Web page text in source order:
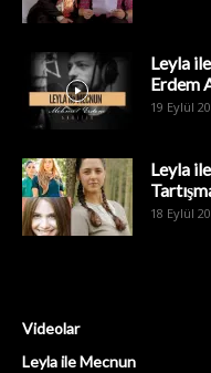
Leyla
Erdem
19 Eylül
Leyla
18 Eylül
Videolar
Leyla ile Mecnun